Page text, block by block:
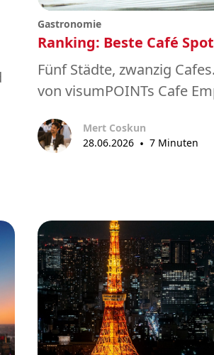
Gastronomie
Ranking: Beste Café
Fünf Städte, zwanzig
von visumPOINTs Cafe
Mert Coskun
28.06.2026 • 7 Minuten